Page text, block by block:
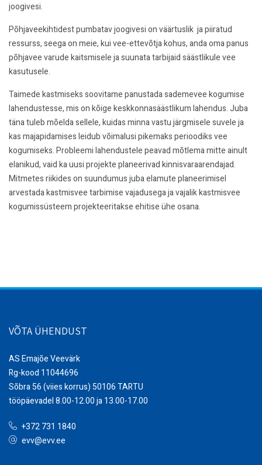
joogivesi.
Põhjaveekihtidest pumbatav joogivesi on väärtuslik ja piiratud
ressurss, seega on meie, kui vee-ettevõtja kohus, anda oma panus
põhjavee varude kaitsmisele ja suunata tarbijaid säästlikule vee
kasutusele.
Taimede kastmiseks soovitame panustada sademevee kogumise
lahendustesse, mis on kõige keskkonnasäästlikum lahendus. Juba
täna tuleb mõelda sellele, kuidas minna vastu järgmisele suvele ja
kas majapidamises leidub võimalusi pikemaks perioodiks vee
kogumiseks. Probleemi lahendustele peavad mõtlema mitte ainult
elanikud, vaid ka uusi projekte planeerivad kinnisvaraarendajad.
Mitmetes riikides on suundumus juba elamute planeerimisel
arvestada kastmisvee tarbimise vajadusega ja vajalik kastmisvee
kogumissüsteem projekteeritakse ehitise ühe osana.
VÕTA ÜHENDUST
AS Emajõe Veevärk
Rg-kood 11044696
Sõbra 56 (viies korrus) 50106 TARTU
tööpäevadel 8.00-12.00 ja 13.00-17.00
+372 731 1840
evv@evv.ee